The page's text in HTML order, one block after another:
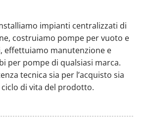
impianti centralizzati di
costruiamo pompe per vuoto e
effettuiamo manutenzione e
per pompe di qualsiasi marca.
tecnica sia per l’acquisto sia
di vita del prodotto.